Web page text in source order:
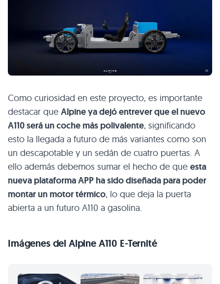
Como curiosidad en este proyecto, es importante
destacar que Alpine ya dejó entrever que el nuevo
A110 será un coche más polivalente, significando
esto la llegada a futuro de más variantes como son
un descapotable y un sedán de cuatro puertas. A
ello además debemos sumar el hecho de que esta
nueva plataforma APP ha sido diseñada para poder
montar un motor térmico, lo que deja la puerta
abierta a un futuro A110 a gasolina.
Imágenes del Alpine A110 E-Ternité